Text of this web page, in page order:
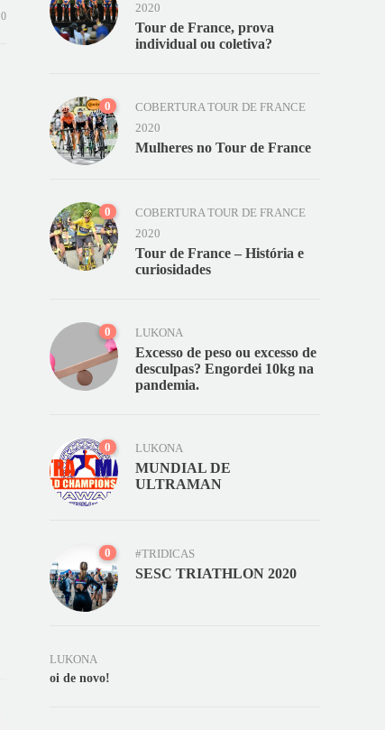
0
2020
Tour de France, prova
individual ou coletiva?
0
COBERTURA TOUR DE FRANCE
2020
Mulheres no Tour de France
0
COBERTURA TOUR DE FRANCE
2020
Tour de France – História e
curiosidades
0 LUKONA
Excesso de peso ou excesso de
desculpas? Engordei 10kg na
pandemia.
0 LUKONA
MUNDIAL DE
ULTRAMAN
0 #TRIDICAS
SESC TRIATHLON 2020
LUKONA
oi de novo!